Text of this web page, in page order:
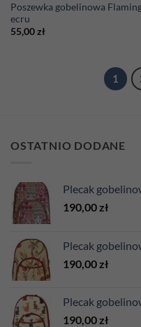
Poszewka gobelinowa
ecru
55,00zł
1
OSTATNIO DODANE
Plecak
190,00 zł
Plecak
190,00 zł
Plecak
190,00 zł